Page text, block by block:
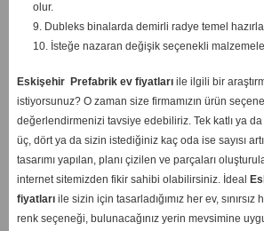
olur.
9. Dubleks binalarda demirli radye temel
10. İsteğe nazaran değişik seçenekli
EskişehirPrefabrik ev fiyatlarıile ilgili bir
istiyorsunuz? O zaman size firmamızın ürün
değerlendirmenizi tavsiye edebiliriz. Tek katlı ya da
üç, dört ya da sizin istediğiniz kaç oda ise sayısı
tasarımı yapılan, planı çizilen ve parçaları
internet sitemizden fikir sahibi olabilirsiniz. İdeal
fiyatlarıile sizin için tasarladığımız her ev,
renk seçeneği, bulunacağınız yerin mevsimine